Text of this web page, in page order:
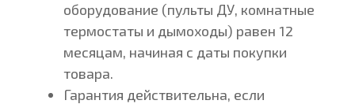
оборудование (пульты ДУ, комнатные
термостаты и дымоходы) равен 12
месяцам, начиная с даты покупки
товара.
Гарантия действительна, если